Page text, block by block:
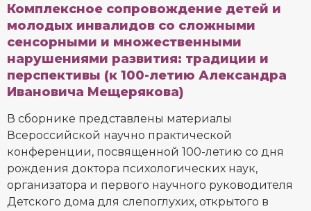
Комплексное сопровождение детей и
молодых инвалидов со сложными
сенсорными и множественными
нарушениями развития: традиции и
перспективы (к 100-летию Александра
Ивановича Мещерякова)
В сборнике представлены материалы
Всероссийской научно практической
конференции, посвященной 100-летию со дня
рождения доктора психологических наук,
организатора и первого научного руководителя
Детского дома для слепоглухих, открытого в